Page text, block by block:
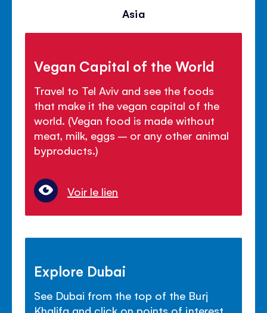
Asia
Vegan Capital of the World
Travel to Tel Aviv and see the foods
that make it the vegan capital of the
world. (Vegan food is made without
meat, milk, eggs – or any other animal
byproducts.)
Voir le lien
Explore Dubai
See Dubai from the top of the Burj
Khalifa and click on points of interest